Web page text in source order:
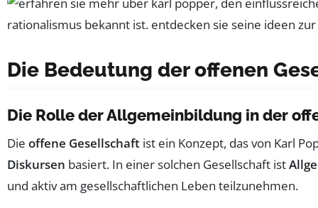
Die Bedeutung der offenen
Die Rolle der Allgemeinbildung in der
Die offene Gesellschaft ist ein Konzept, das von Karl
Diskursen basiert. In einer solchen Gesellschaft ist
und aktiv am gesellschaftlichen Leben teilzunehmen.